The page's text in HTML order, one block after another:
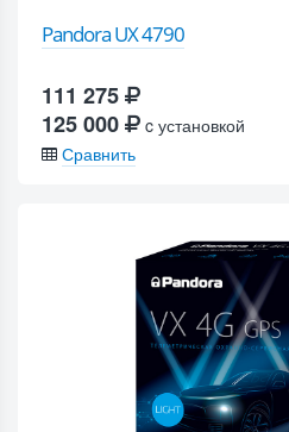
Pandora UX 4790
111 275
125 000
c установкой
Сравнить